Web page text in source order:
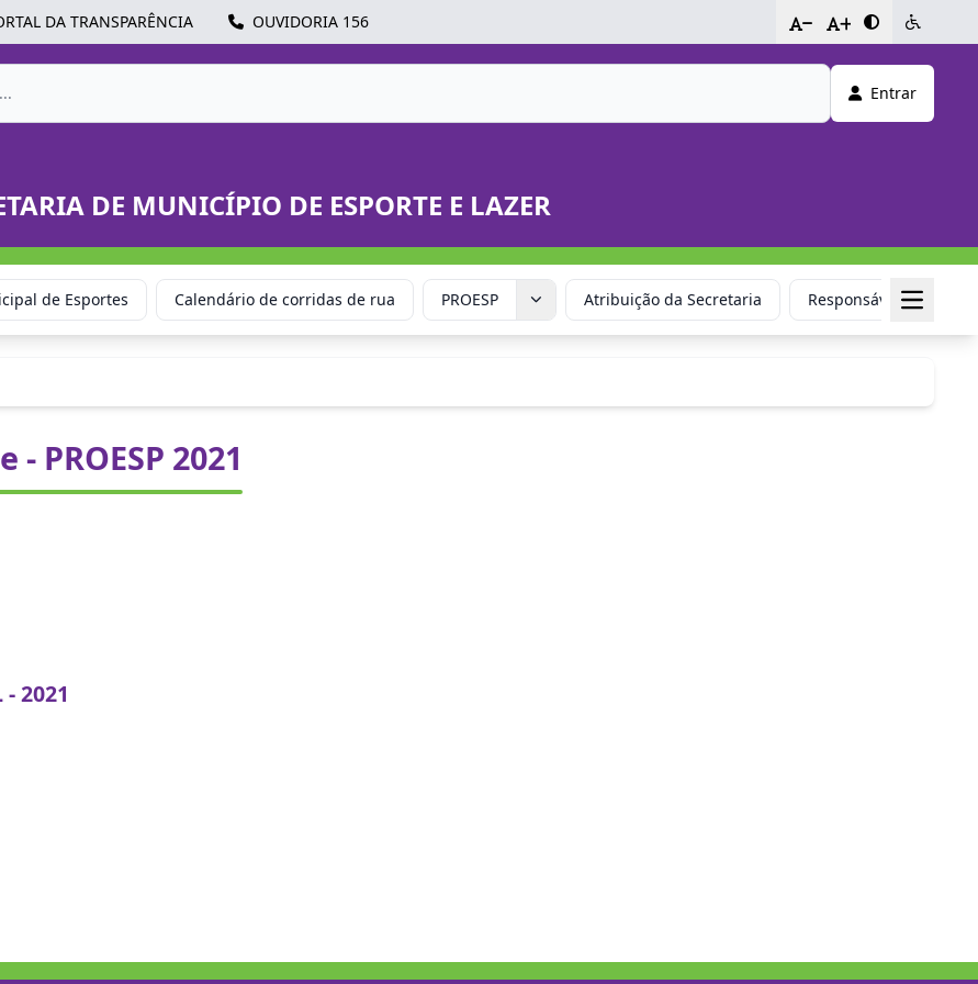
DA TRANSPARÊNCIA OUVIDORIA 156 - +
Entrar
DE MUNICÍPIO DE ESPORTE E LAZER
de Esportes Calendário de corridas de rua PROESP Atribuição da Secretaria Responsável
PROESP 2021
2021